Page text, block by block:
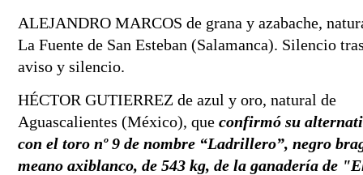
ALEJANDRO MARCOS de grana y azabache,
La Fuente de San Esteban (Salamanca). Silencio
aviso y silencio.
HÉCTOR GUTIERREZ de azul y oro, natural de
Aguascalientes (México), que confirmó su
con el toro nº 9 de nombre “Ladrillero”, negro
meano axiblanco, de 543 kg, de la ganadería de